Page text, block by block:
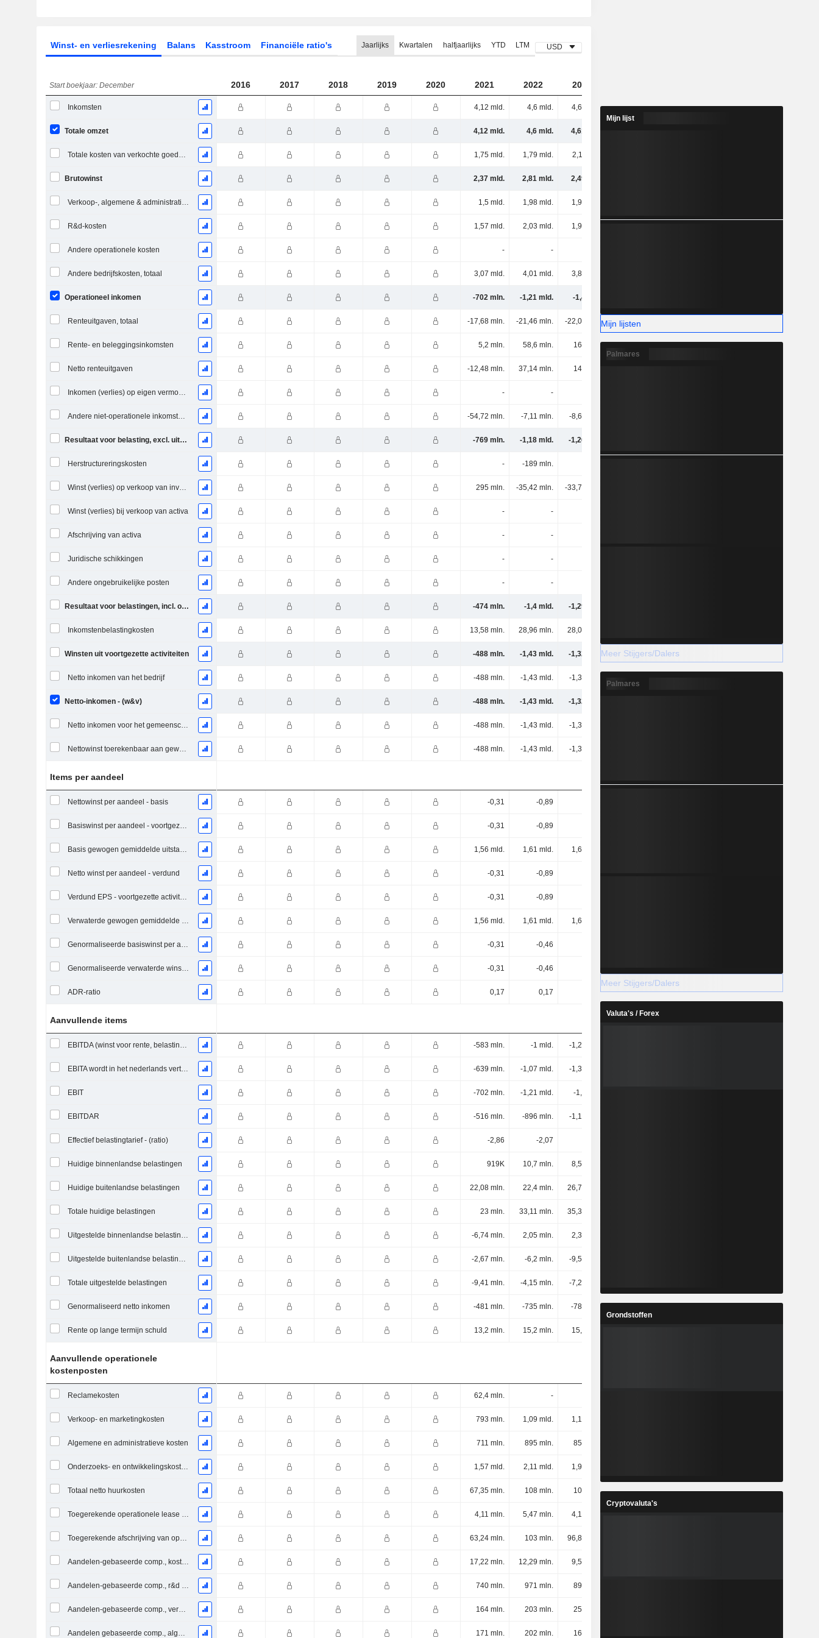
Winst- en verliesrekening Balans Kasstroom Financiële ratio's Jaarlijks Kwartalen halfjaarlijks YTD LTM USD
Start boekjaar: December 2016 2017 2018 2019 2020 2021 2022 2023
Inkomsten 4,12 mld. 4,6 mld. 4,61 mld. 5,36 mld. 5,93 mld.
Totale omzet 4,12 mld. 4,6 mld. 4,61 mld.
Totale kosten van verkochte goederen 1,75 mld. 1,79 mld. 2,11 mld.
Brutowinst 2,37 mld. 2,81 mld. 2,49 mld.
Verkoop-, algemene & administratieve kosten, totaal 1,5 mld. 1,98 mld. 1,98 mld.
R&d-kosten 1,57 mld. 2,03 mld. 1,91 mld.
Andere operationele kosten - -
Andere bedrijfskosten, totaal 3,07 mld. 4,01 mld. 3,89 mld.
Operationeel inkomen -702 mln. -1,21 mld. -1,4 mld.
Renteuitgaven, totaal -17,68 mln. -21,46 mln. -22,02 mln. -21,55 mln.
Rente- en beleggingsinkomsten 5,2 mln. 58,6 mln. 168 mln.
Netto renteuitgaven -12,48 mln. 37,14 mln. 146 mln.
Inkomen (verlies) op eigen vermogen investering. - -
Andere niet-operationele inkomsten (uitgaven) -54,72 mln. -7,11 mln. -8,67 mln.
Resultaat voor belasting, excl. uitzonderlijke posten -769 mln. -1,18 mld. -1,26 mld.
Herstructureringskosten - -189 mln.
Winst (verlies) op verkoop van investeringen 295 mln. -35,42 mln. -33,74 mln.
Winst (verlies) bij verkoop van activa - -
Afschrijving van activa - -
Juridische schikkingen - -
Andere ongebruikelijke posten - -
Resultaat voor belastingen, incl. ongebruikelijke posten -474 mln. -1,4 mld. -1,29 mld.
Inkomstenbelastingkosten 13,58 mln. 28,96 mln. 28,06 mln.
Winsten uit voortgezette activiteiten -488 mln. -1,43 mld. -1,32 mld. -698 mln. -460 mln.
Netto inkomen van het bedrijf -488 mln. -1,43 mld. -1,32 mld.
Netto-inkomen - (w&v) -488 mln. -1,43 mld. -1,32 mld.
Netto inkomen voor het gemeenschappelijk inclusief buitengewone posten -488 mln. -1,43 mld. -1,32 mld.
Nettowinst toerekenbaar aan gewone aandelen excl. buitengewone posten -488 mln. -1,43 mld. -1,32 mld.
Items per aandeel
Nettowinst per aandeel - basis -0,31 -0,89
Basiswinst per aandeel - voortgezette activiteiten -0,31 -0,89
Basis gewogen gemiddelde uitstaande aandelen 1,56 mld. 1,61 mld. 1,61 mld.
Netto winst per aandeel - verdund -0,31 -0,89
Verdund EPS - voortgezette activiteiten -0,31 -0,89
Verwaterde gewogen gemiddelde uitstaande aandelen 1,56 mld. 1,61 mld. 1,61 mld.
Genormaliseerde basiswinst per aandeel -0,31 -0,46
Genormaliseerde verwaterde winst per aandeel -0,31 -0,46
ADR-ratio 0,17 0,17 0,17 0,17 0,17
Aanvullende items
EBITDA (winst voor rente, belastingen, afschrijvingen op immateriële activa en materiële vaste activa) -583 mln. -1 mld. -1,23 mld.
EBITA wordt in het nederlands vertaald als "resultaat voor interest, belastingen en afschrijvingen". -639 mln. -1,07 mld. -1,32 mld.
EBIT -702 mln. -1,21 mld. -1,4 mld.
EBITDAR -516 mln. -896 mln. -1,13 mld.
Effectief belastingtarief - (ratio) -2,86 -2,07
Huidige binnenlandse belastingen 919K 10,7 mln. 8,58 mln.
Huidige buitenlandse belastingen 22,08 mln. 22,4 mln. 26,73 mln.
Totale huidige belastingen 23 mln. 33,11 mln. 35,31 mln.
Uitgestelde binnenlandse belastingen -6,74 mln. 2,05 mln. 2,33 mln.
Uitgestelde buitenlandse belastingen -2,67 mln. -6,2 mln. -9,58 mln.
Totale uitgestelde belastingen -9,41 mln. -4,15 mln. -7,25 mln.
Genormaliseerd netto inkomen -481 mln. -735 mln. -788 mln.
Rente op lange termijn schuld 13,2 mln. 15,2 mln. 15,8 mln.
Aanvullende operationele
kostenposten
Reclamekosten 62,4 mln. -
Verkoop- en marketingkosten 793 mln. 1,09 mld. 1,12 mld.
Algemene en administratieve kosten 711 mln. 895 mln. 857 mln.
Onderzoeks- en ontwikkelingskosten uit voetnoten 1,57 mld. 2,11 mld. 1,91 mld.
Totaal netto huurkosten 67,35 mln. 108 mln. 101 mln. 101 mln. 106 mln.
Toegerekende operationele lease rente kosten 4,11 mln. 5,47 mln. 4,18 mln. 4,05 mln.
Toegerekende afschrijving van operationele lease 63,24 mln. 103 mln. 96,82 mln.
Aandelen-gebaseerde comp., kostprijs van de verkochte goederen (totaal) 17,22 mln. 12,29 mln. 9,56 mln.
Aandelen-gebaseerde comp., r&d uitg. (totaal) 740 mln. 971 mln. 893 mln.
Aandelen-gebaseerde comp., verkoop- en marketingkosten (totaal) 164 mln. 203 mln. 256 mln.
Aandelen gebaseerde comp., algemene & administratieve kosten (totaal) 171 mln. 202 mln. 166 mln.
Mijn lijst
Mijn lijsten
Palmares
Meer Stijgers/Dalers
Palmares
Meer Stijgers/Dalers
Valuta's / Forex
Grondstoffen
Cryptovaluta's